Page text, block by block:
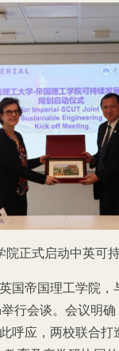
院正式启动中英可
国帝国理工学院，
举行会谈。会议明
呼应，两校联合打